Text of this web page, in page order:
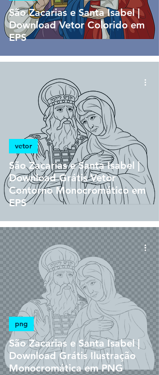
São Zacarias e Santa Isabel |
Download Vetor Colorido em
EPS
São Zacarias e Santa Isabel |
Download Grátis Vetor
Contorno Monocromático em
EPS
vetor
São Zacarias e Santa Isabel |
Download Grátis Ilustração
Monocromática em PNG
png